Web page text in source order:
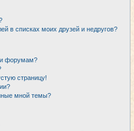
в списках моих друзей и недругов?
форумам?
страницу!
мной темы?